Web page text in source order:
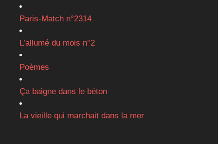
Paris-Match n°2314
L’allumé du mois n°2
Poèmes
Ça baigne dans le béton
La vieille qui marchait dans la mer